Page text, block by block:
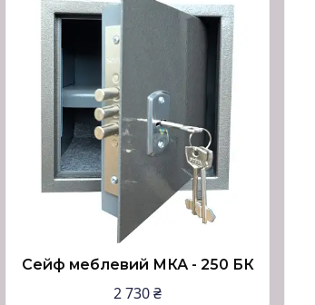
Сейф меблевий МКА - 250 БК
2 730 ₴